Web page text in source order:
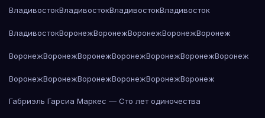
ВладивостокВладивостокВладивостокВладивосток
ВладивостокВоронежВоронежВоронежВоронежВоронеж
ВоронежВоронежВоронежВоронежВоронежВоронежВоронеж
ВоронежВоронежВоронежВоронежВоронежВоронеж
Габриэль Гарсиа Маркес — Сто лет одиночества